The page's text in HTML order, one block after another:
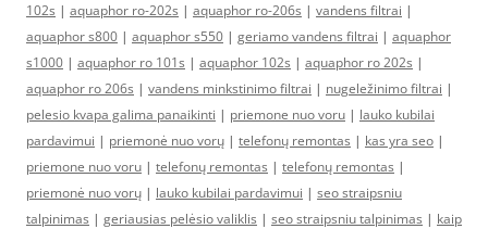
102s | aquaphor ro-202s | aquaphor ro-206s | vandens filtrai |
aquaphor s800 | aquaphor s550 | geriamo vandens filtrai | aquaphor
s1000 | aquaphor ro 101s | aquaphor 102s | aquaphor ro 202s |
aquaphor ro 206s | vandens minkstinimo filtrai | nugeležinimo filtrai |
pelesio kvapa galima panaikinti | priemone nuo voru | lauko kubilai
pardavimui | priemonė nuo vorų | telefonų remontas | kas yra seo |
priemone nuo voru | telefonų remontas | telefonų remontas |
priemonė nuo vorų | lauko kubilai pardavimui | seo straipsniu
talpinimas | geriausias pelėsio valiklis | seo straipsniu talpinimas | kaip